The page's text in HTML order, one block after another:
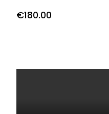
€180.00